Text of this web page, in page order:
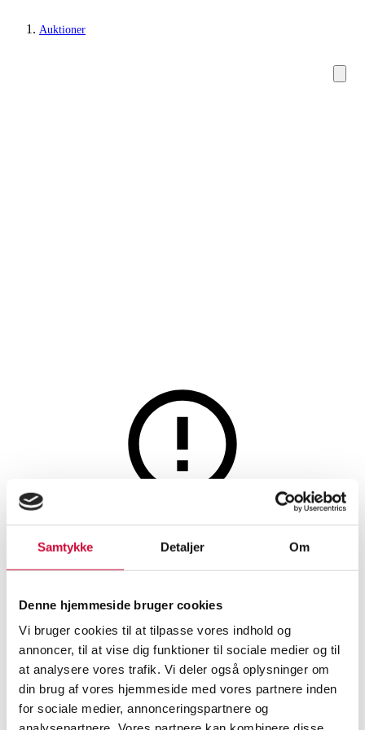
Samtykke Detaljer Om
Denne hjemmeside bruger cookies
Vi bruger cookies til at tilpasse vores indhold og
annoncer, til at vise dig funktioner til sociale medier og til
at analysere vores trafik. Vi deler også oplysninger om
din brug af vores hjemmeside med vores partnere inden
for sociale medier, annonceringspartnere og
Auktioner
Øreringe
Aagaard. Et par ørestikker af
zirkonias.
SHOWROOM
Aalborg
VURDERING
DKK 3.200
VARENUMMER
6558386